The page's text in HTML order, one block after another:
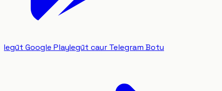
Iegūt Google PlayIegūt caur Telegram Botu